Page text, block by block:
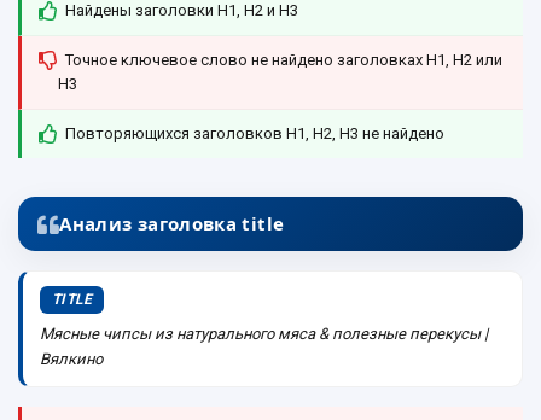
Найдены заголовки H1, H2 и H3
Точное ключевое слово не найдено заголовках H1, H2 или
H3
Повторяющихся заголовков H1, H2, H3 не найдено
Анализ заголовка title
TITLE
Мясные чипсы из натурального мяса & полезные перекусы |
Вялкино